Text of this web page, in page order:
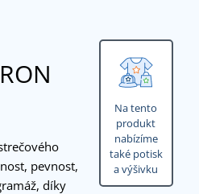
Na tento
produkt
nabízíme
také potisk
a výšivku
pevnost,
díky